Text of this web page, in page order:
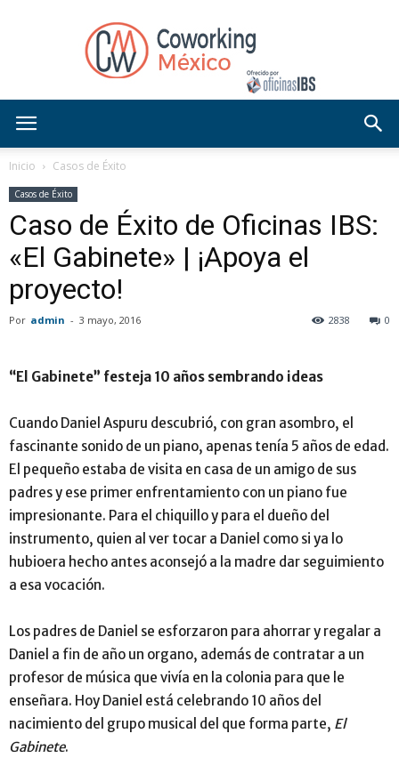
OficinasIBS
Inicio Casos de Éxito
Casos de Éxito
Caso de Éxito de Oficinas IBS:
«El Gabinete» | ¡Apoya el
proyecto!
Por admin - 3 mayo, 2016 0
2838
“El Gabinete” festeja 10 años sembrando ideas
Cuando Daniel Aspuru descubrió, con gran asombro, el
fascinante sonido de un piano, apenas tenía 5 años de edad.
El pequeño estaba de visita en casa de un amigo de sus
padres y ese primer enfrentamiento con un piano fue
impresionante. Para el chiquillo y para el dueño del
instrumento, quien al ver tocar a Daniel como si ya lo
hubioera hecho antes aconsejó a la madre dar seguimiento
a esa vocación.
Los padres de Daniel se esforzaron para ahorrar y regalar a
Daniel a fin de año un organo, además de contratar a un
profesor de música que vivía en la colonia para que le
enseñara. Hoy Daniel está celebrando 10 años del
nacimiento del grupo musical del que forma parte, El
Gabinete.